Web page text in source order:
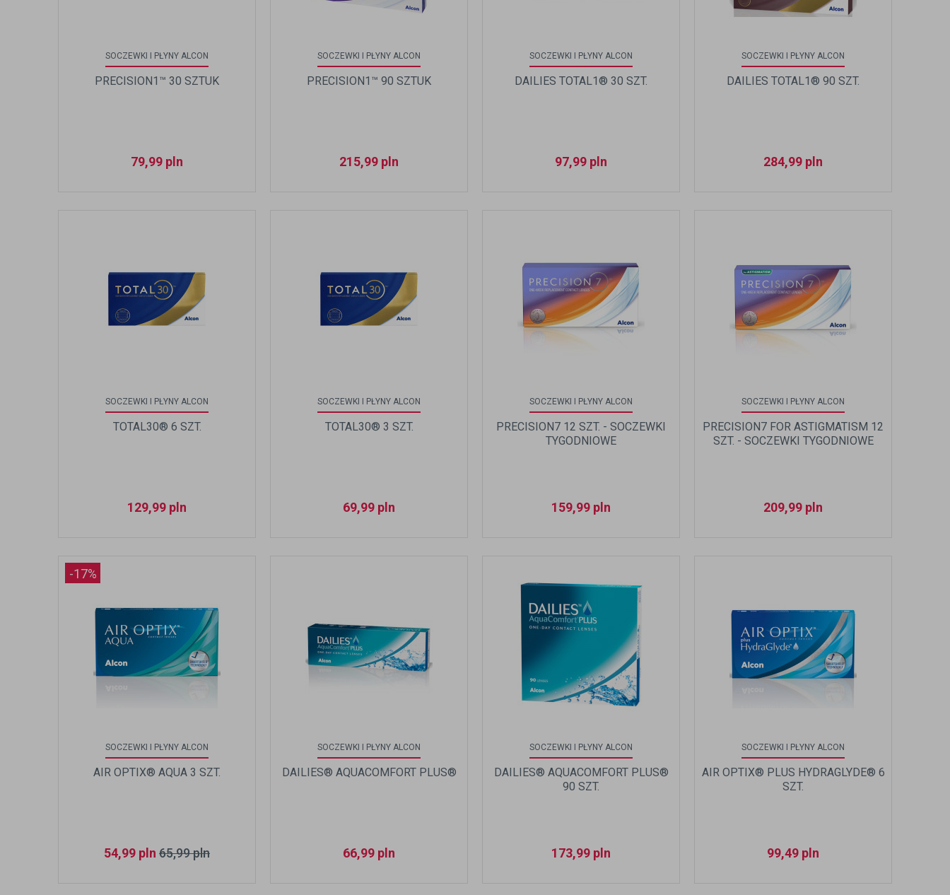
SOCZEWKI I PŁYNY ALCON
PRECISION1™ 30 SZTUK
79,99 pln
SOCZEWKI I PŁYNY ALCON
PRECISION1™ 90 SZTUK
215,99 pln
SOCZEWKI I PŁYNY ALCON
DAILIES TOTAL1® 30 SZT.
97,99 pln
SOCZEWKI I PŁYNY ALCON
DAILIES TOTAL1® 90 SZT.
284,99 pln
SOCZEWKI I PŁYNY ALCON
TOTAL30® 6 SZT.
129,99 pln
SOCZEWKI I PŁYNY ALCON
TOTAL30® 3 SZT.
69,99 pln
SOCZEWKI I PŁYNY ALCON
PRECISION7 12 SZT. - SOCZEWKI
TYGODNIOWE
159,99 pln
SOCZEWKI I PŁYNY ALCON
PRECISION7 FOR ASTIGMATISM 12
SZT. - SOCZEWKI TYGODNIOWE
209,99 pln
-17%
SOCZEWKI I PŁYNY ALCON
AIR OPTIX® AQUA 3 SZT.
54,99 pln 65,99pln
SOCZEWKI I PŁYNY ALCON
DAILIES® AQUACOMFORT PLUS®
66,99 pln
SOCZEWKI I PŁYNY ALCON
DAILIES® AQUACOMFORT PLUS®
90 SZT.
173,99 pln
SOCZEWKI I PŁYNY ALCON
AIR OPTIX® PLUS HYDRAGLYDE® 6
SZT.
99,49 pln